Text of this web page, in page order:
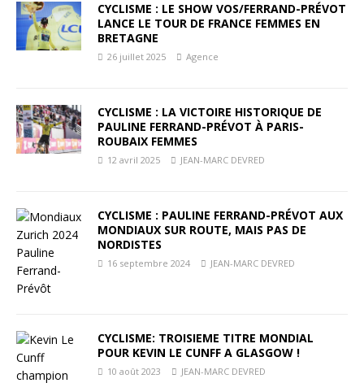
CYCLISME : LE SHOW VOS/FERRAND-PRÉVOT
LANCE LE TOUR DE FRANCE FEMMES EN
BRETAGNE
26 juillet 2025 Agence
CYCLISME : LA VICTOIRE HISTORIQUE DE
PAULINE FERRAND-PRÉVOT À PARIS-
ROUBAIX FEMMES
12 avril 2025 JEAN-MARC DEVRED
CYCLISME : PAULINE FERRAND-PRÉVOT AUX
MONDIAUX SUR ROUTE, MAIS PAS DE
NORDISTES
16 septembre 2024 JEAN-MARC DEVRED
CYCLISME: TROISIEME TITRE MONDIAL
POUR KEVIN LE CUNFF A GLASGOW !
10 août 2023 JEAN-MARC DEVRED